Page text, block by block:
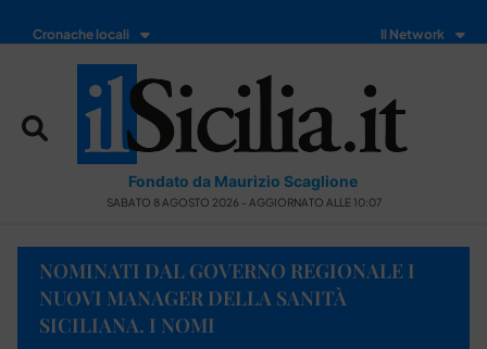
Cronache locali Il Network
Fondato da Maurizio Scaglione
SABATO 8 AGOSTO 2026 - AGGIORNATO ALLE 10:07
NOMINATI DAL GOVERNO REGIONALE I
NUOVI MANAGER DELLA SANITÀ
SICILIANA. I NOMI